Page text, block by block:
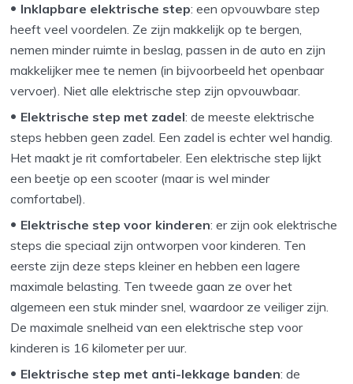
Inklapbare elektrische step: een opvouwbare step
heeft veel voordelen. Ze zijn makkelijk op te bergen,
nemen minder ruimte in beslag, passen in de auto en zijn
makkelijker mee te nemen (in bijvoorbeeld het openbaar
vervoer). Niet alle elektrische step zijn opvouwbaar.
Elektrische step met zadel: de meeste elektrische
steps hebben geen zadel. Een zadel is echter wel handig.
Het maakt je rit comfortabeler. Een elektrische step lijkt
een beetje op een scooter (maar is wel minder
comfortabel).
Elektrische step voor kinderen: er zijn ook elektrische
steps die speciaal zijn ontworpen voor kinderen. Ten
eerste zijn deze steps kleiner en hebben een lagere
maximale belasting. Ten tweede gaan ze over het
algemeen een stuk minder snel, waardoor ze veiliger zijn.
De maximale snelheid van een elektrische step voor
kinderen is 16 kilometer per uur.
Elektrische step met anti-lekkage banden: de